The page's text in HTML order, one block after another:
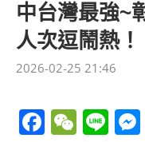
中台灣最強~
人次逗鬧熱！
2026-02-25 21:46